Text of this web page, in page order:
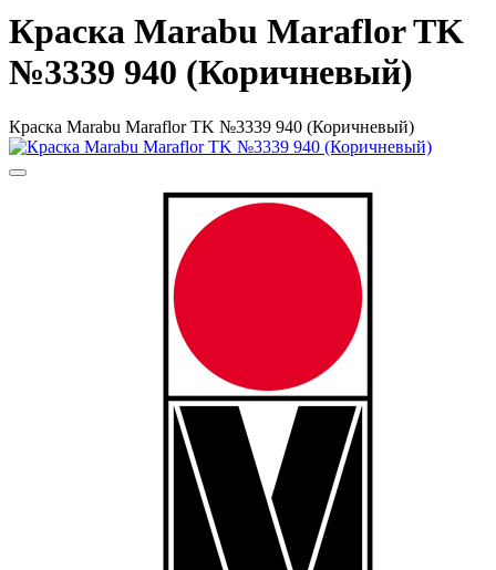
Краска Маrabu Maraflor TK
№3339 940 (Коричневый)
Краска Маrabu Maraflor TK №3339 940 (Коричневый)